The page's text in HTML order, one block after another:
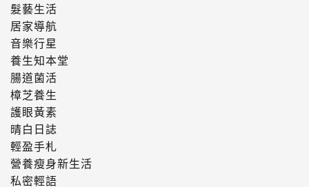
髮藝生活
居家導航
音樂行星
養生知本堂
腸道菌活
樟芝養生
護眼黃素
晴白日誌
輕盈手札
營養瘦身新生活
私密輕語